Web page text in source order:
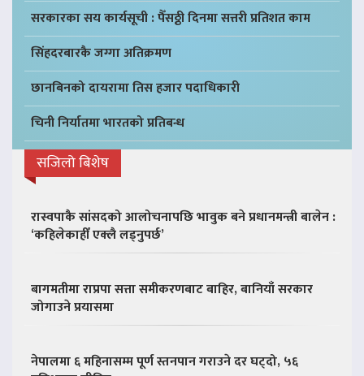
सरकारका सय कार्यसूची : पैँसठ्ठी दिनमा सत्तरी प्रतिशत काम
सिंहदरबारकै जग्गा अतिक्रमण
छानबिनको दायरामा तिस हजार पदाधिकारी
चिनी निर्यातमा भारतको प्रतिबन्ध
सजिलो बिशेष
रास्वपाकै सांसदको आलोचनापछि भावुक बने प्रधानमन्त्री बालेन :
‘कहिलेकाहीँ एक्लै लड्नुपर्छ’
बागमतीमा राप्रपा सत्ता समीकरणबाट बाहिर, बानियाँ सरकार
जोगाउने प्रयासमा
नेपालमा ६ महिनासम्म पूर्ण स्तनपान गराउने दर घट्दो, ५६